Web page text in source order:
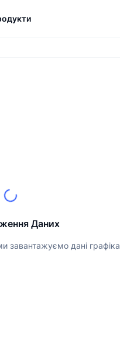
Даних
завантажуємо дані графіка